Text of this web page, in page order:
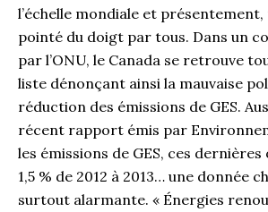
l’échelle mondiale et
pointé du doigt par tous. Dans un
par l’ONU, le Canada se retrouve
liste dénonçant ainsi la mauvaise
réduction des émissions de GES.
récent rapport émis par
les émissions de GES, ces
1,5 % de 2012 à 2013… une donnée
surtout alarmante. « Énergies